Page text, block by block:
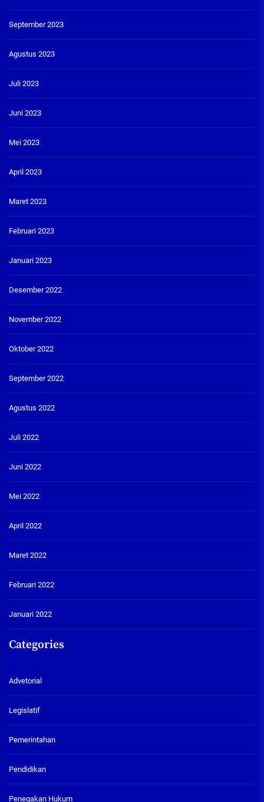
September 2023
Agustus 2023
Juli 2023
Juni 2023
Mei 2023
April 2023
Maret 2023
Februari 2023
Januari 2023
Desember 2022
November 2022
Oktober 2022
September 2022
Agustus 2022
Juli 2022
Juni 2022
Mei 2022
April 2022
Maret 2022
Februari 2022
Januari 2022
Categories
Advetorial
Legislatif
Pemerintahan
Pendidikan
Penegakan Hukum